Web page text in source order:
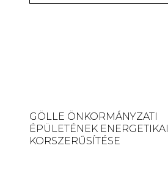
GÖLLE ÖNKORMÁNYZATI
ÉPÜLETÉNEK ENERGETIKAI
KORSZERŰSÍTÉSE